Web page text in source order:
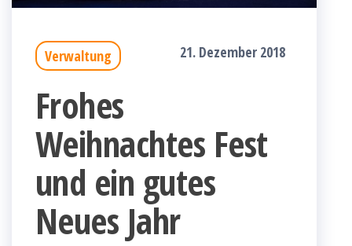
Verwaltung 21. Dezember 2018
Frohes
Weihnachtes Fest
und ein gutes
Neues Jahr